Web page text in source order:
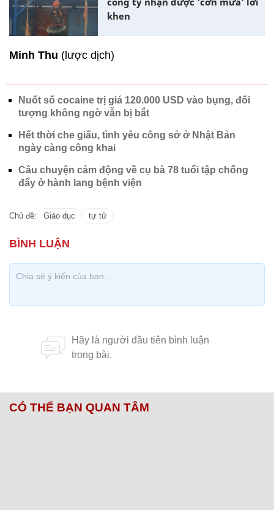
khen
Minh Thu (lược dịch)
Nuốt số cocaine trị giá 120.000 USD vào bụng, đối
tượng không ngờ vẫn bị bắt
Hết thời che giấu, tình yêu công sở ở Nhật Bản
ngày càng công khai
Câu chuyện cảm động về cụ bà 78 tuổi tập chống
đẩy ở hành lang bệnh viện
Chủ đề: Giáo dục tự tử
CÓ THỂ BẠN QUAN TÂM